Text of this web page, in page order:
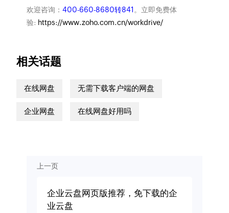
欢迎咨询： 400-660-8680转841 。立即免费体
验: https://www.zoho.com.cn/workdrive/
相关话题
在线网盘 无需下载客户端的网盘
企业网盘 在线网盘好用吗
上一页
企业云盘网页版推荐，免下载的企
业云盘